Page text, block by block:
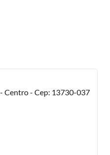
Centro- Cep: 13730-037